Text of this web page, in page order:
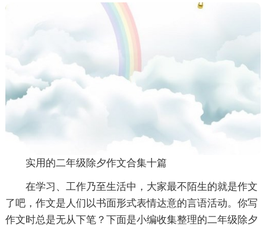
实用的二年级除夕作文合集十篇
在学习、工作乃至生活中，大家最不陌生的就是作文
了吧，作文是人们以书面形式表情达意的言语活动。你写
作文时总是无从下笔？下面是小编收集整理的二年级除夕